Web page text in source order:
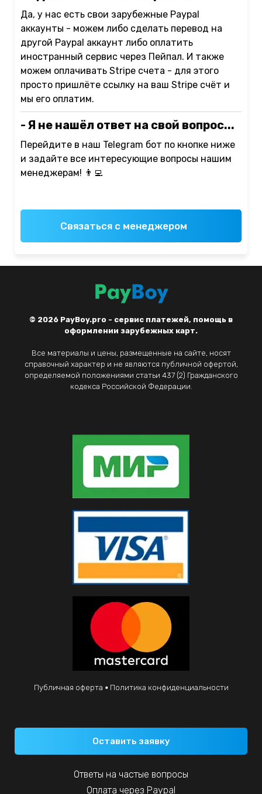
Да, у нас есть свои зарубежные Paypal
аккаунты - можем либо сделать перевод на
другой Paypal аккаунт либо оплатить
иностранный сервис через Пейпал. И также
можем оплачивать Stripe счета - для этого
просто пришлёте ссылку на ваш Stripe счёт и
мы его оплатим.
- Я не нашёл ответ на свой вопрос...
Перейдите в наш Telegram бот по кнопке ниже
и задайте все интересующие вопросы нашим
менеджерам! 👨‍💻
Связаться с менеджером
© 2026 PayBoy.pro - сервис платежей, помощь в
оформлении зарубежных карт.
Все материалы и цены, размещенные на сайте, носят
справочный характер и не являются публичной офертой,
определяемой положениями статьи 437 (2) Гражданского
кодекса Российской Федерации.
Публичная оферта Политика конфиденциальности
Оставить заявку
Ответы на частые вопросы
Оплата через Paypal